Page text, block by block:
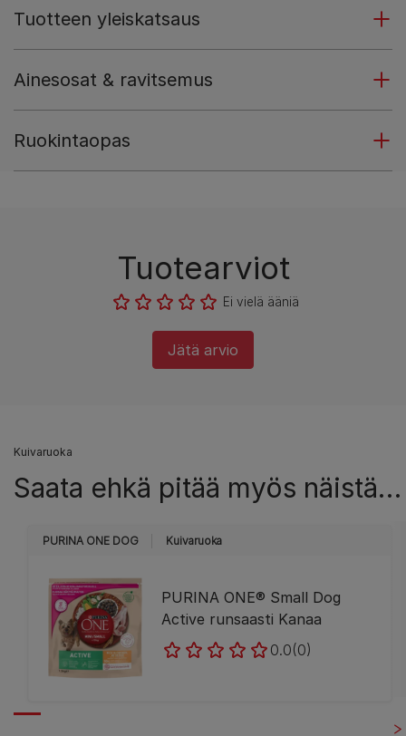
Tuotteen yleiskatsaus
Ainesosat & ravitsemus
Ruokintaopas
Tuotearviot
Ei vielä ääniä
Jätä arvio
Kuivaruoka
Saata ehkä pitää myös näistä…
PURINA ONE DOG Kuivaruoka
PURINA ONE® Small Dog
Active runsaasti Kanaa
0.0(0)